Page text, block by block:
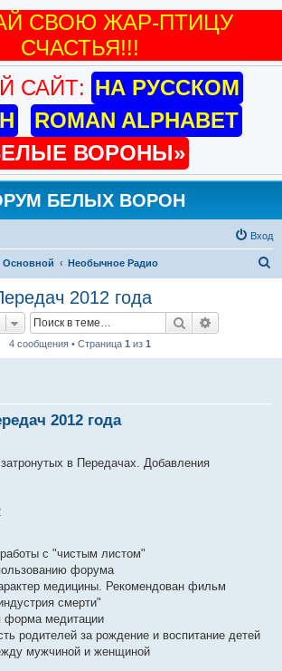
СВОЮ ЖАР-ПТИЦУ
СЧАСТЬЯ!!!
САЙТ: НА РУССКОМ
ROMAN ALPHABET
ВОРОНЫ»
БЕЛЫХ ВОРОН
Вход
Основной Необычное Радио
2012 года
Поиск
4 сообщения • Страница 1 из 1
2012 года
в Передачах. Добавления
с "чистым листом"
форума
медицины. Рекомендован фильм
смерти"
форма медитации
родителей за рождение и воспитание детей
мужчиной и женщиной